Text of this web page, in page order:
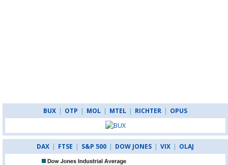
BUX | OTP | MOL | MTEL | RICHTER | OPUS
DAX | FTSE | S&P 500 | DOW JONES | VIX | OLAJ